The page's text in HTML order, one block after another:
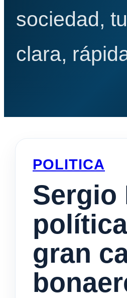
sociedad,
clara,
POLITICA
Sergio
gran